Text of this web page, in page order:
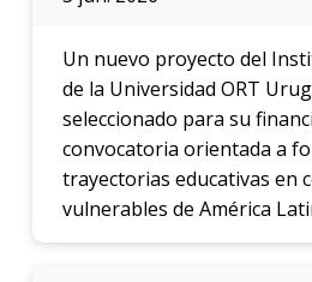
Un nuevo proyecto del
de la Universidad ORT
seleccionado para su
convocatoria orientada a
trayectorias educativas en
vulnerables de América